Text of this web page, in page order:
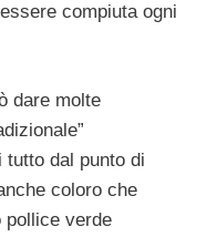
compiuta ogni
dare molte
dal punto di
coloro che
pollice verde